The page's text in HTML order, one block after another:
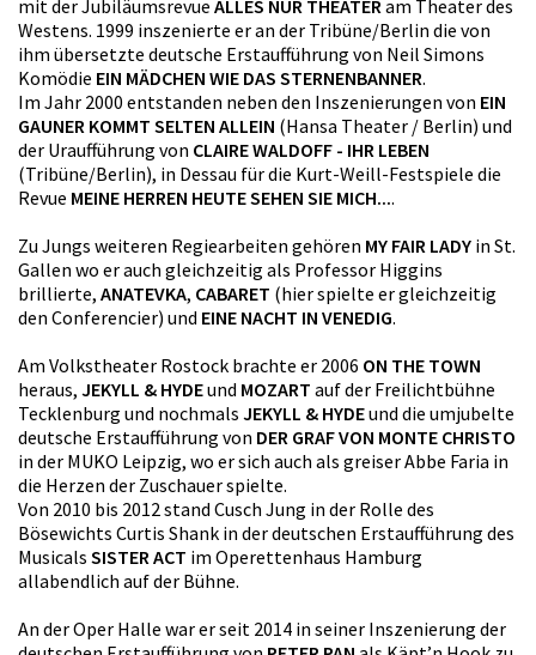
mit der Jubiläumsrevue ALLES NUR THEATERam Theater des
Westens. 1999 inszenierte er an der Tribüne/Berlin die von
ihm übersetzte deutsche Erstaufführung von Neil Simons
Komödie EIN MÄDCHEN WIE DAS STERNENBANNER.
Im Jahr 2000 entstanden neben den Inszenierungen von EIN
GAUNER KOMMT SELTEN ALLEIN (Hansa Theater / Berlin) und
der Uraufführung von CLAIRE WALDOFF - IHR LEBEN
(Tribüne/Berlin), in Dessau für die Kurt-Weill-Festspiele die
Revue MEINE HERREN HEUTE SEHEN SIE MICH....
Zu Jungs weiteren Regiearbeiten gehören MY FAIR LADY in St.
Gallen wo er auch gleichzeitig als Professor Higgins
brillierte, ANATEVKA, CABARET (hier spielte er gleichzeitig
den Conferencier) und EINE NACHT IN VENEDIG.
Am Volkstheater Rostock brachte er 2006 ON THE TOWN
heraus, JEKYLL & HYDEund MOZART auf der Freilichtbühne
Tecklenburg und nochmals JEKYLL & HYDEund die umjubelte
deutsche Erstaufführung von DER GRAF VON MONTE CHRISTO
in der MUKO Leipzig, wo er sich auch als greiser Abbe Faria in
die Herzen der Zuschauer spielte.
Von 2010 bis 2012 stand Cusch Jung in der Rolle des
Bösewichts Curtis Shank in der deutschen Erstaufführung des
Musicals SISTER ACT im Operettenhaus Hamburg
allabendlich auf der Bühne.
An der Oper Halle war er seit 2014 in seiner Inszenierung der